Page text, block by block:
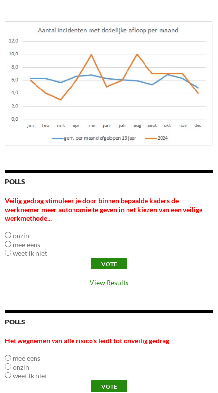
POLLS
Veilig gedrag stimuleer je door binnen bepaalde kaders de
werknemer meer autonomie te geven in het kiezen van een veilige
werkmethode...
onzin
mee eens
weet ik niet
View Results
POLLS
Het wegnemen van alle risico's leidt tot onveilig gedrag
mee eens
onzin
weet ik niet